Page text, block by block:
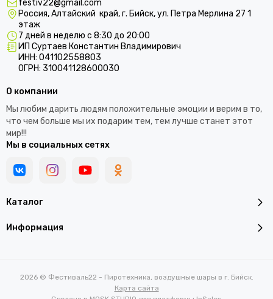
festiv22@gmail.com
Россия, Алтайский край, г. Бийск, ул. Петра Мерлина 27 1
этаж
7 дней в неделю с 8:30 до 20:00
ИП Суртаев Константин Владимирович
ИНН: 041102558803
ОГРН: 310041128600030
Каталог
Информация
О компании
Мы любим дарить людям положительные эмоции и верим в то,
что чем больше мы их подарим тем, тем лучше станет этот
мир!!!
Мы в социальных сетях
2026 © Фестиваль22 - Пиротехника, воздушные шары в г. Бийск.
Карта сайта